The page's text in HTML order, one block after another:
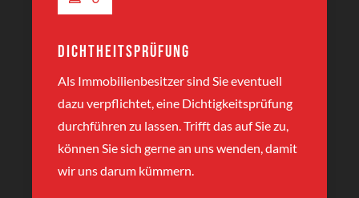
Dichtheitsprüfung
Als Immobilienbesitzer sind Sie eventuell
dazu verpflichtet, eine Dichtigkeitsprüfung
durchführen zu lassen. Trifft das auf Sie zu,
können Sie sich gerne an uns wenden, damit
wir uns darum kümmern.